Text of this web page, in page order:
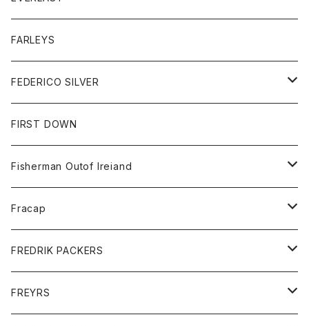
シャツ
セーター
ボトム
ショートパンツ
パンツ
レディース
コート
ジャケット
トップス
ジャケット
スエットシャツ
ボトム
スエットパンツ
グッズ
帽子
FARLEYS
FEDERICO SILVER
アクセサリー
FIRST DOWN
Fisherman Outof Ireiand
ニット
Fracap
グッズ
靴
FREDRIK PACKERS
アクセサリー
FREYRS